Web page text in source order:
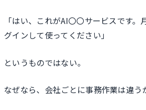
「はい、これがAI〇〇サービスです。
グインして使ってください」
というものではない。
なぜなら、会社ごとに事務作業は違う